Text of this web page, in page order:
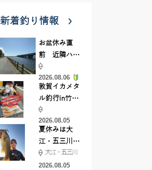
新着釣り情報
お盆休み直
前 近隣ハゼ
釣り場調査し
てきました
2026.08.06
敦賀イカメタ
ル釣行in竹宝
丸様 釣り方で
釣果が激変！
竿頭を取った
パターンと
は？
2026.08.05
夏休みは大
江・五三川で
バスフィッシ
ング♪
大江・五三川
2026.08.05